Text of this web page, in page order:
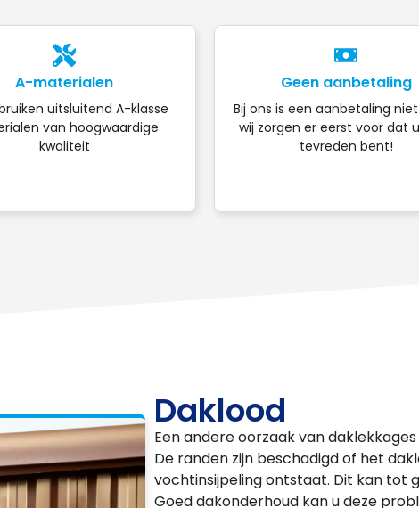
A-materialen
uitsluitend A-klasse
van hoogwaardige
kwaliteit
Geen aanbetaling
Bij ons is een aanbetaling
wij zorgen er eerst voor dat u
tevreden bent!
Daklood
Een andere oorzaak van
De randen zijn beschadigd of het
vochtinsijpeling ontstaat. Dit kan tot
Goed dakonderhoud kan u deze